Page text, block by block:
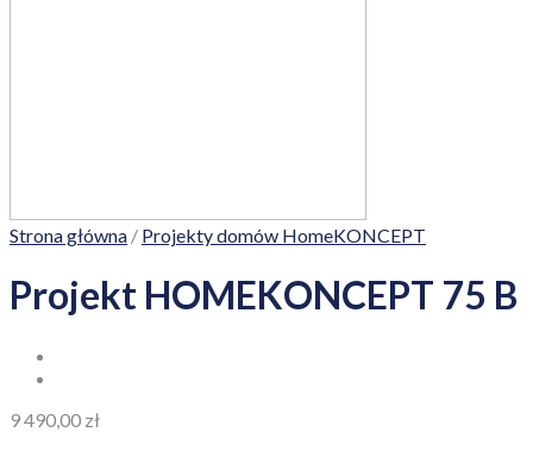
Strona główna / Projekty domów HomeKONCEPT
Projekt HOMEKONCEPT 75 B
9 490,00 zł